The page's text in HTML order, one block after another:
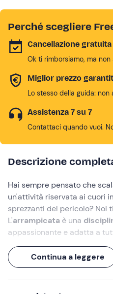
Perché scegliere
Cancellazione gratuita
Ok ti rimborsiamo, ma
Miglior prezzo
Lo stesso della guida:
Assistenza 7 su 7
Contattaci quando vuoi.
Descrizione
Hai sempre pensato che
un'attività riservata ai cuori
sprezzanti del pericolo? Noi
L'arrampicata è una
appassionante e adatta a
Con i giusti accorgimenti e
esperti, puoi scoprire
Continua a leggere